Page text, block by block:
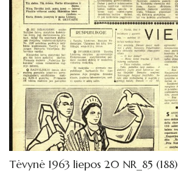
Tėvynė 1963 liepos 20 NR_85 (188)